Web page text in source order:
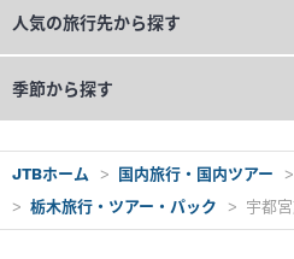
人気の旅行先から探す
季節から探す
JTBホーム 国内旅行・国内ツアー
栃木旅行・ツアー・パック
宇都